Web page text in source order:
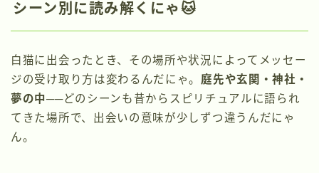
シーン別に読み解くにゃ🐱
白猫に出会ったとき、その場所や状況によってメッセー
ジの受け取り方は変わるんだにゃ。 庭先や玄関・神社・
夢の中──どのシーンも昔からスピリチュアルに語られ
てきた場所で、出会いの意味が少しずつ違うんだにゃ
ん。